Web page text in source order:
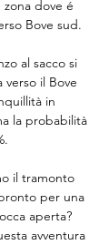
zona dove é
Bove sud.
al sacco si
il Bove
in
la probabilità
il tramonto
per una
aperta?
avventura